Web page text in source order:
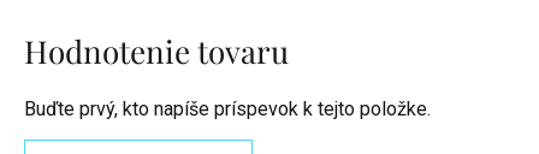
Hodnotenie tovaru
Buďte prvý, kto napíše príspevok k tejto položke.